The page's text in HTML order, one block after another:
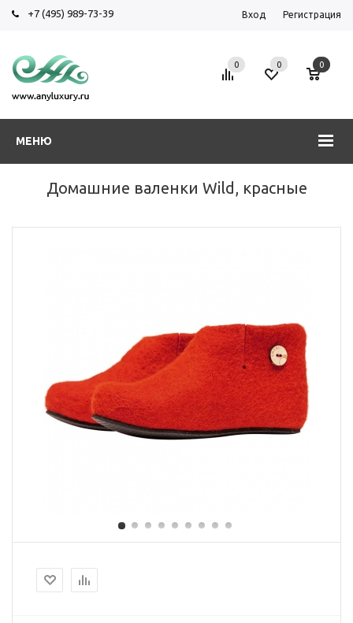
+7 (495) 989-73-39 Вход Регистрация
МЕНЮ
0 0 0
Домашние валенки Wild, красные